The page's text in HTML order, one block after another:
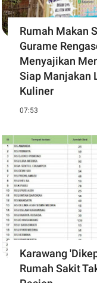
Rumah Makan
Gurame
Menyajikan
Siap Manjakan
Kuliner
07:53
Karawang
Rumah Sakit